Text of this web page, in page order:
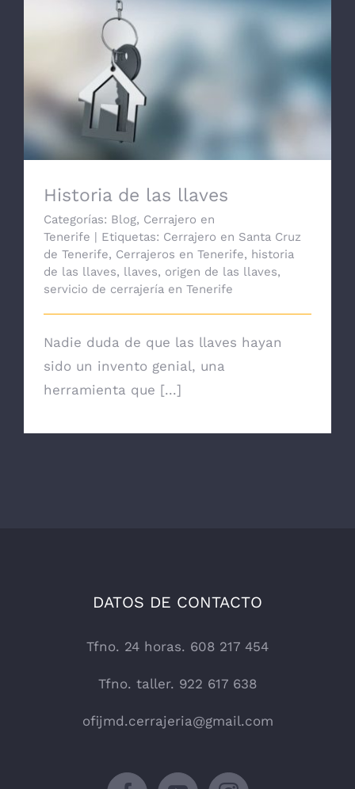
Historia de las llaves
Historia de las llaves
Categorías: Blog, Cerrajero en
Tenerife | Etiquetas: Cerrajero en Santa Cruz
de Tenerife, Cerrajeros en Tenerife, historia
de las llaves, llaves, origen de las llaves,
servicio de cerrajería en Tenerife
Nadie duda de que las llaves hayan
sido un invento genial, una
herramienta que [...]
DATOS DE CONTACTO
Tfno. 24 horas. 608 217 454
Tfno. taller. 922 617 638
ofijmd.cerrajeria@gmail.com